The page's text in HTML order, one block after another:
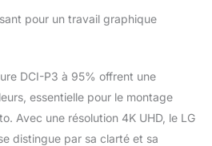
pour un travail graphique
DCI-P3 à 95% offrent une
essentielle pour le montage
Avec une résolution 4K UHD, le LG
distingue par sa clarté et sa